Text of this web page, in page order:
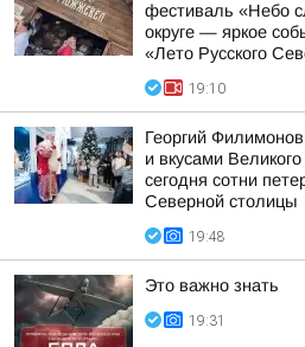
фестиваль «Небо
округе — яркое
«Лето Русского
19:10
Георгий
и вкусами
сегодня сотни
Северной столицы
19:48
Это важно знать
19:31